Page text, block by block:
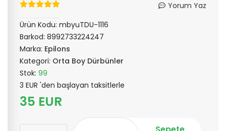
Yorum Yaz
Ürün Kodu: mbyuTDU-1116
Barkod: 8992733224247
Marka: Epilons
Kategori: Orta Boy Dürbünler
Stok: 99
3 EUR 'den başlayan taksitlerle
35 EUR